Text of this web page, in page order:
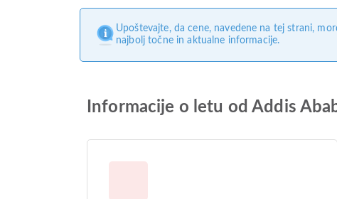
Upoštevajte, da cene, navedene na tej strani,
najbolj točne in aktualne informacije.
Informacije o letu od Addis